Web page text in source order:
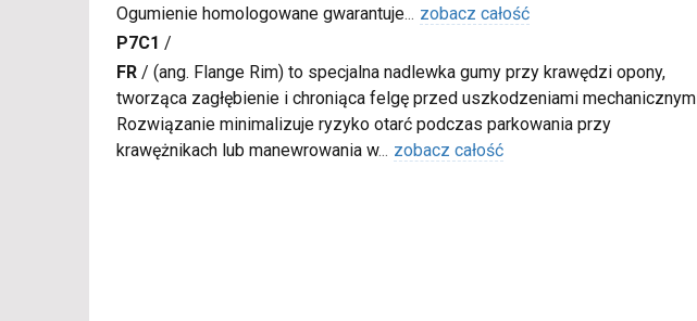
Ogumienie homologowane gwarantuje... zobacz całość
P7C1 /
FR / (ang. Flange Rim) to specjalna nadlewka gumy przy krawędzi opony,
tworząca zagłębienie i chroniąca felgę przed uszkodzeniami
Rozwiązanie minimalizuje ryzyko otarć podczas parkowania przy
krawężnikach lub manewrowania w... zobacz całość